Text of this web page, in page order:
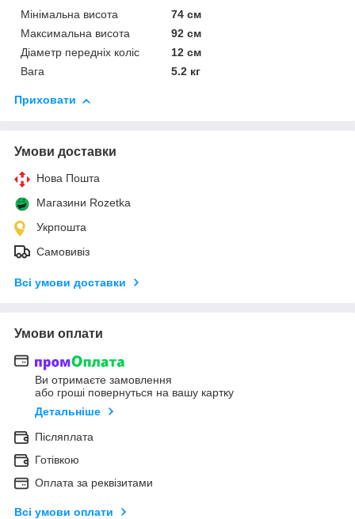
Мінімальна висота
74 см
Максимальна висота
92 см
Діаметр передніх коліс
12 см
Вага
5.2 кг
Приховати
Умови доставки
Нова Пошта
Магазини Rozetka
Укрпошта
Самовивіз
Всі умови доставки
Умови оплати
Ви отримаєте замовлення
або гроші повернуться на вашу картку
Детальніше
Післяплата
Готівкою
Оплата за реквізитами
Всі умови оплати